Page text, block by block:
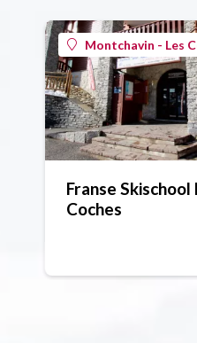
Montchavin - Les
Franse Skischool
Coches